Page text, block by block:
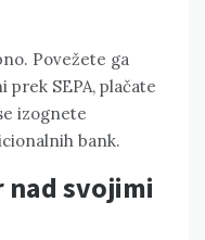
Povežete ga
SEPA, plačate
izognete
bank.
nad svojimi